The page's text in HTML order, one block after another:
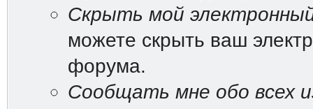
Скрыть мой
можете скрыть ваш
форума.
Сообщать мне обо всех